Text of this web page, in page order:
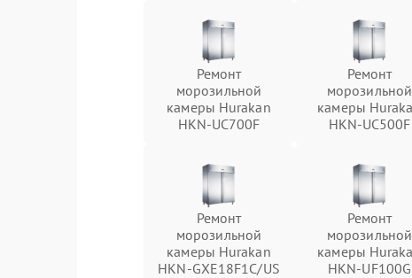
Ремонт
морозильной
камеры Hurakan
HKN-UC700F
Ремонт
морозильной
камеры
HKN-UC500F
Ремонт
морозильной
камеры Hurakan
HKN-GXE18F1C/US
Ремонт
морозильной
камеры
HKN-UF100G